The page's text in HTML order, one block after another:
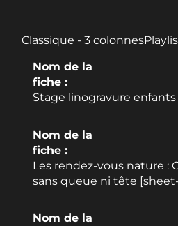
Classique - 3
Nom de la
fiche :
Stage linogravure enfants
Nom de la
fiche :
Les rendez-vous nature :
sans queue ni tête
Nom de la